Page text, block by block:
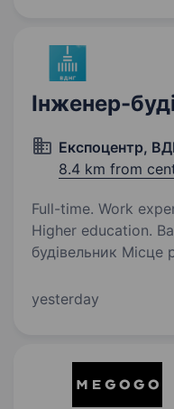
Інженер-
Експоцентр,
8.4 km from
Full-time. Work
Higher education. Вакансія: Інженер-
будівельник Місце
в галузі будівництва Досвід роботи
yesterday